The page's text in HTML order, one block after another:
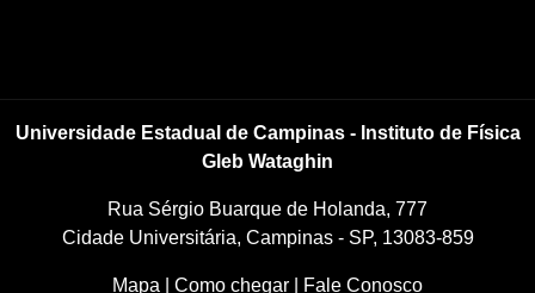
Universidade Estadual de Campinas - Instituto de Física
Gleb Wataghin
Rua Sérgio Buarque de Holanda, 777
Cidade Universitária, Campinas - SP, 13083-859
Mapa Como chegar Fale Conosco